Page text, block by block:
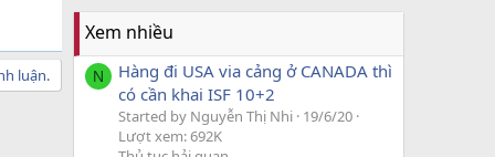
luận.
Xem nhiều
N
Hàng đi USA via cảng ở CANADA thì
có cần khai ISF 10+2
Started by Nguyễn Thị Nhi 19/6/20
Lượt xem: 692K